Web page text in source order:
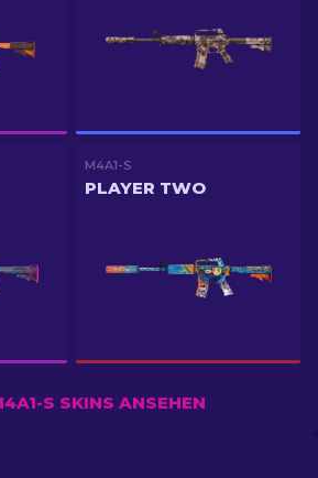
M4A1-S
PLAYER TWO
S SKINS ANSEHEN